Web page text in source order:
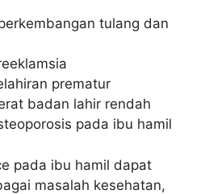
tulang dan
prematur
badan lahir rendah
pada ibu hamil
pada ibu hamil dapat
masalah kesehatan,